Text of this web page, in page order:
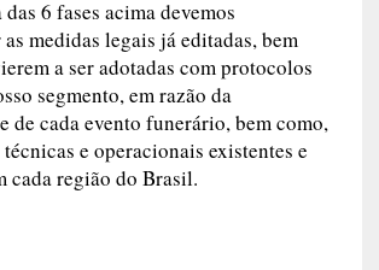
das 6 fases acima devemos
medidas legais já editadas, bem
a ser adotadas com protocolos
segmento, em razão da
de cada evento funerário, bem como,
e operacionais existentes e
cada região do Brasil.